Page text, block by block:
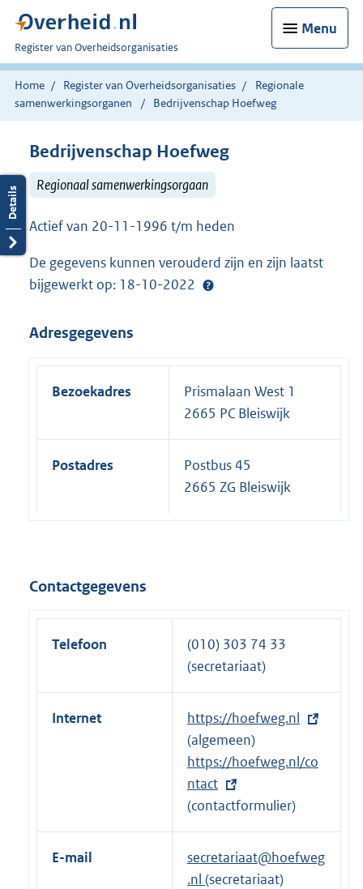
Menu
U
bent
nu
hier:
Register van Overheidsorganisaties
Home Register van Overheidsorganisaties
Regionale
samenwerkingsorganen
Bedrijvenschap Hoefweg
Bedrijvenschap Hoefweg
Regionaal samenwerkingsorgaan
Actief van 20-11-1996 t/m heden
De gegevens kunnen verouderd zijn en zijn laatst
bijgewerkt op: 18-10-2022
Adresgegevens
Bezoekadres
Prismalaan West 1
2665 PC Bleiswijk
Postadres
Postbus 45
2665 ZG Bleiswijk
Contactgegevens
Telefoon
(010) 303 74 33
(secretariaat)
Internet
E
x
t
e
r
n
https://hoefweg.nl
(algemeen)
E
x
t
e
https://hoefweg.nl/co
ntact
(contactformulier)
E-mail
secretariaat@hoefweg
.nl (secretariaat)